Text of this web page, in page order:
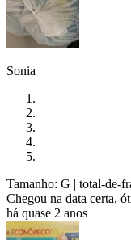
Sonia
Tamanho: G | total-de-
Chegou na data certa,
há quase 2 anos